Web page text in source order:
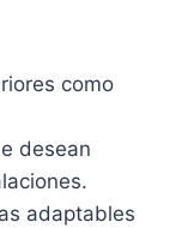
como
desean
adaptables